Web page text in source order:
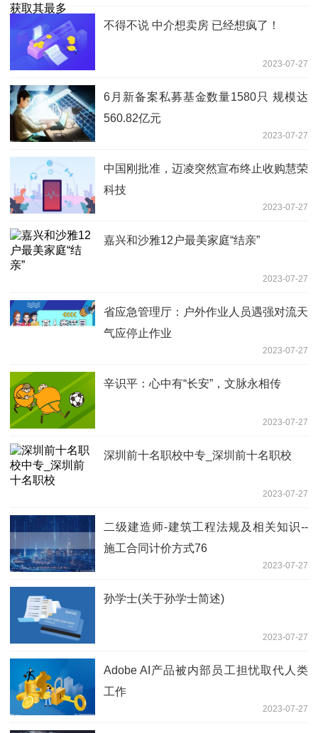
不得不说 中介想卖房 已经想疯了！
2023-07-27
6月新备案私募基金数量1580只 规模达
560.82亿元
2023-07-27
中国刚批准，迈凌突然宣布终止收购慧荣
科技
2023-07-27
嘉兴和沙雅12户最美家庭“结亲”
2023-07-27
省应急管理厅：户外作业人员遇强对流天
气应停止作业
2023-07-27
辛识平：心中有“长安”，文脉永相传
2023-07-27
深圳前十名职校中专_深圳前十名职校
2023-07-27
二级建造师-建筑工程法规及相关知识--
施工合同计价方式76
2023-07-27
孙学士(关于孙学士简述)
2023-07-27
Adobe AI产品被内部员工担忧取代人类
工作
2023-07-27